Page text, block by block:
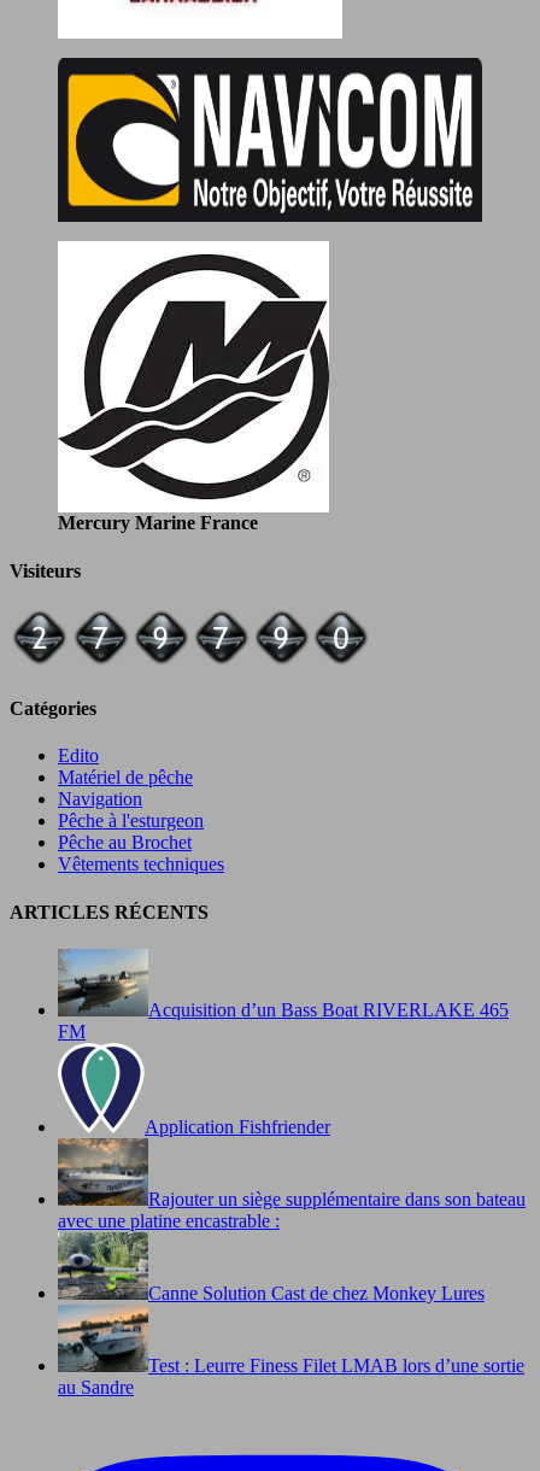
Mercury Marine France
Visiteurs
Catégories
Edito
Matériel de pêche
Navigation
Pêche à l'esturgeon
Pêche au Brochet
Vêtements techniques
ARTICLES RÉCENTS
Acquisition d’un Bass Boat RIVERLAKE 465
FM
Application Fishfriender
Rajouter un siège supplémentaire dans son bateau
avec une platine encastrable :
Canne Solution Cast de chez Monkey Lures
Test : Leurre Finess Filet LMAB lors d’une sortie
au Sandre